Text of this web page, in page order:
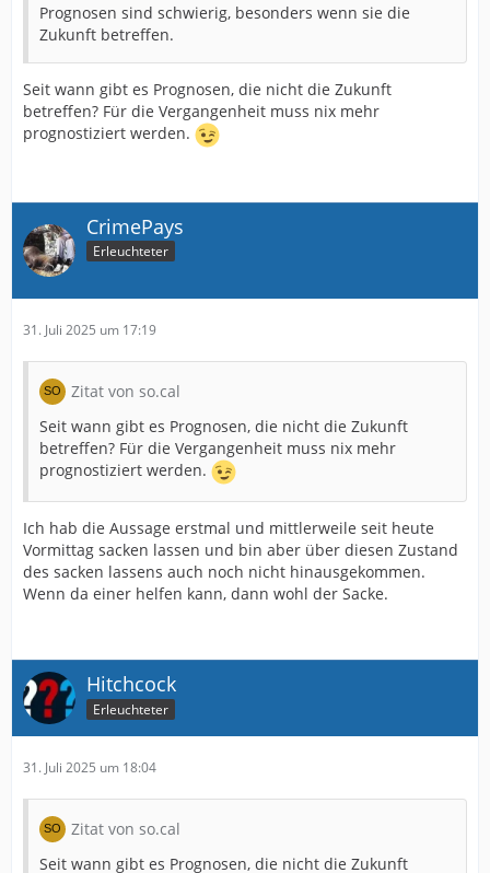
Prognosen sind schwierig, besonders wenn sie die
Zukunft betreffen.
Seit wann gibt es Prognosen, die nicht die Zukunft
betreffen? Für die Vergangenheit muss nix mehr
prognostiziert werden.
CrimePays
Erleuchteter
31. Juli 2025 um 17:19
Zitat von so.cal
Seit wann gibt es Prognosen, die nicht die Zukunft
betreffen? Für die Vergangenheit muss nix mehr
prognostiziert werden.
Ich hab die Aussage erstmal und mittlerweile seit heute
Vormittag sacken lassen und bin aber über diesen Zustand
des sacken lassens auch noch nicht hinausgekommen.
Wenn da einer helfen kann, dann wohl der Sacke.
Hitchcock
Erleuchteter
31. Juli 2025 um 18:04
Zitat von so.cal
Seit wann gibt es Prognosen, die nicht die Zukunft